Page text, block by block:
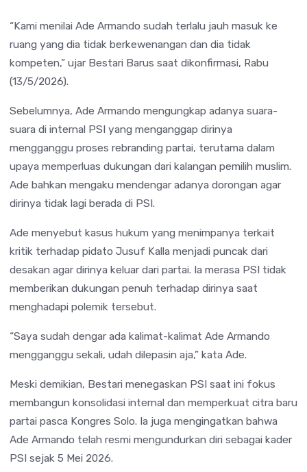
“Kami menilai Ade Armando sudah terlalu jauh masuk ke
ruang yang dia tidak berkewenangan dan dia tidak
kompeten,” ujar Bestari Barus saat dikonfirmasi, Rabu
(13/5/2026).
Sebelumnya, Ade Armando mengungkap adanya suara-
suara di internal PSI yang menganggap dirinya
mengganggu proses rebranding partai, terutama dalam
upaya memperluas dukungan dari kalangan pemilih muslim.
Ade bahkan mengaku mendengar adanya dorongan agar
dirinya tidak lagi berada di PSI.
Ade menyebut kasus hukum yang menimpanya terkait
kritik terhadap pidato Jusuf Kalla menjadi puncak dari
desakan agar dirinya keluar dari partai. Ia merasa PSI tidak
memberikan dukungan penuh terhadap dirinya saat
menghadapi polemik tersebut.
“Saya sudah dengar ada kalimat-kalimat Ade Armando
mengganggu sekali, udah dilepasin aja,” kata Ade.
Meski demikian, Bestari menegaskan PSI saat ini fokus
membangun konsolidasi internal dan memperkuat citra baru
partai pasca Kongres Solo. Ia juga mengingatkan bahwa
Ade Armando telah resmi mengundurkan diri sebagai kader
PSI sejak 5 Mei 2026.